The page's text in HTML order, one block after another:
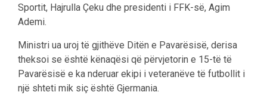
Sportit, Hajrulla Çeku dhe presidenti i FFK-së, Agim
Ademi.
Ministri ua uroj të gjithëve Ditën e Pavarësisë, derisa
theksoi se është kënaqësi që përvjetorin e 15-të të
Pavarësisë e ka nderuar ekipi i veteranëve të futbollit i
një shteti mik siç është Gjermania.